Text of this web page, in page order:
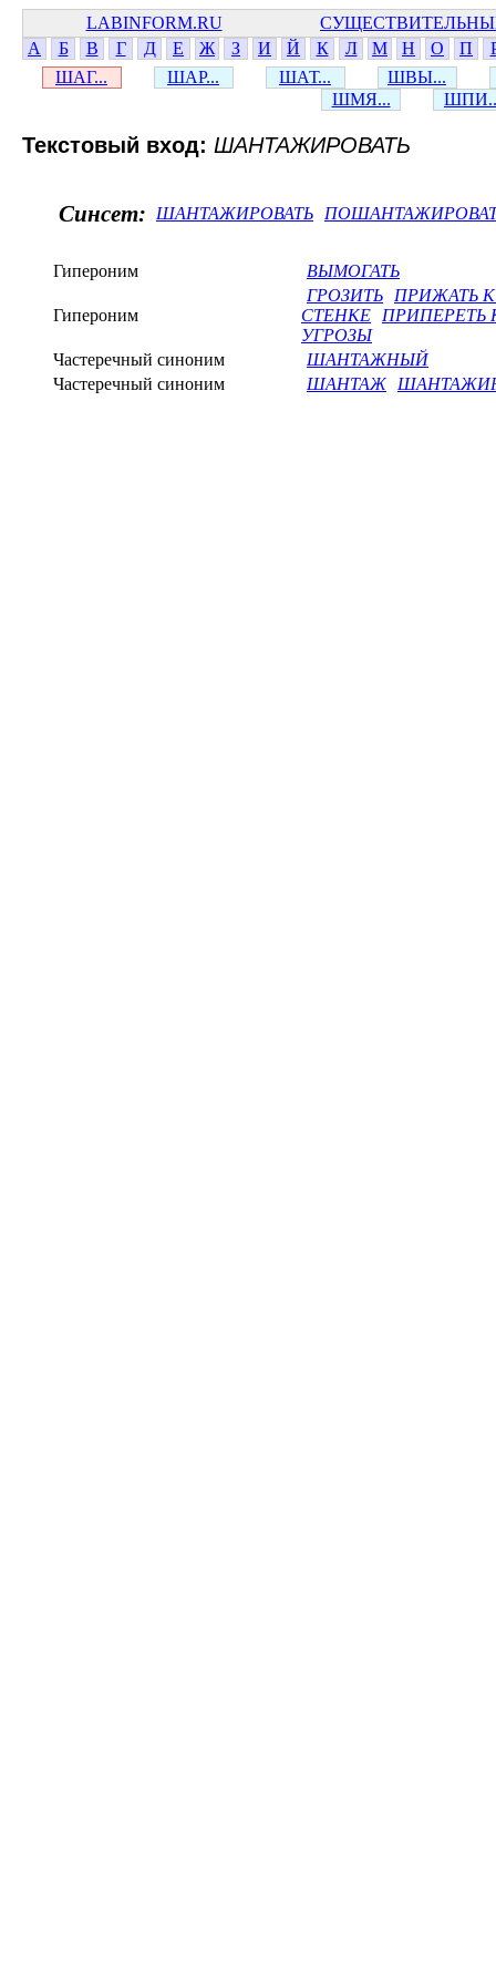
LABINFORM.RU
А
Б В Г Д Е Ж З И Й К Л М Н О П
ШАГ...
ШАР... ШАТ...
ШВЫ...
ШМЯ...
Текстовый вход: ШАНТАЖИРОВАТЬ
Синсет: ШАНТАЖИРОВАТЬ
Гипероним ВЫМОГАТЬ
Гипероним
ГРОЗИТЬ
ПРИЖАТЬ
СТЕНКЕ
ПРИПЕРЕТЬ
УГРОЗЫ
Частеречный синоним
ШАНТАЖНЫЙ
Частеречный синоним
ШАНТАЖ